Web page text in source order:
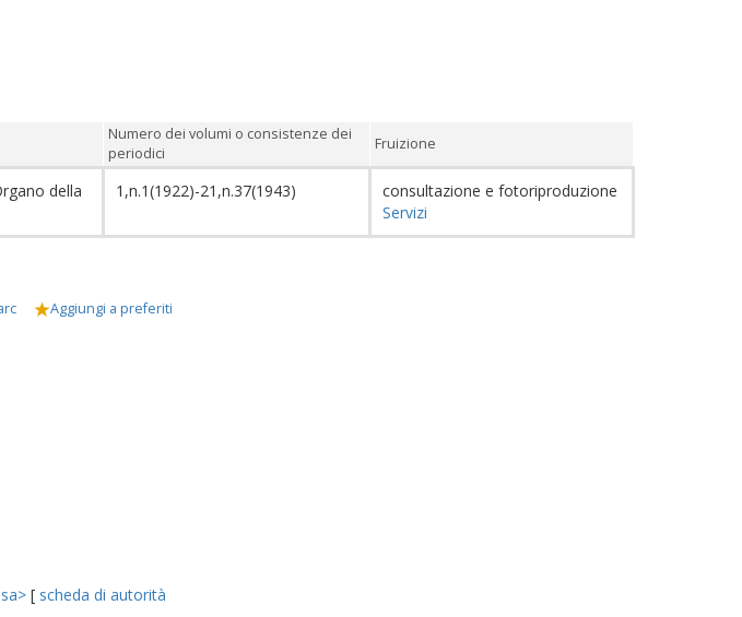
Numero dei volumi o consistenze dei
periodici
Fruizione
della
1,n.1(1922)-21,n.37(1943)
consultazione e fotoriproduzione
Servizi
Aggiungi a preferiti
[ scheda di autorità